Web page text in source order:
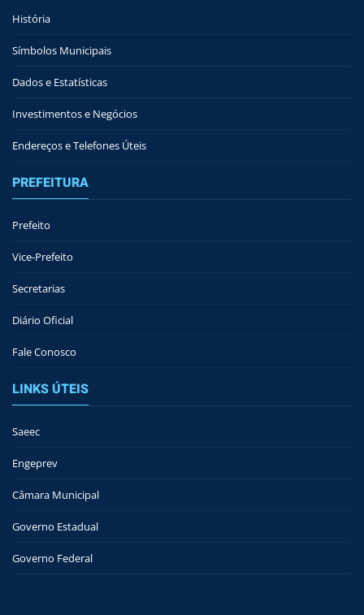
História
Símbolos Municipais
Dados e Estatísticas
Investimentos e Negócios
Endereços e Telefones Úteis
PREFEITURA
Prefeito
Vice-Prefeito
Secretarias
Diário Oficial
Fale Conosco
LINKS ÚTEIS
Saeec
Engeprev
Câmara Municipal
Governo Estadual
Governo Federal